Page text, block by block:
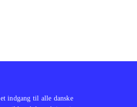
indgang til alle danske